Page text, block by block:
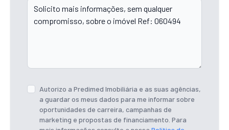
Autorizo a Predimed Imobiliária e as suas agências,
a guardar os meus dados para me informar sobre
oportunidades de carreira, campanhas de
marketing e propostas de financiamento. Para